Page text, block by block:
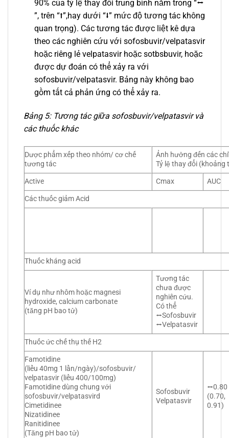
90% của tỷ lệ thay đổi trung bình nằm trong “⭤
”, trên “⭡”,hay dưới “⭣” mức độ tương tác không
quan trọng). Các tương tác được liệt kê dựa
theo các nghiên cứu với sofosbuvir/velpatasvir
hoặc riêng lẻ velpatasvir hoặc sotbsbuvir, hoặc
được dự đoán có thể xảy ra với
sofosbuvir/velpatasvir. Bảng này không bao
gồm tất cả phản ứng có thể xảy ra.
Bảng 5: Tương tác giữa sofosbuvir/velpatasvir và
các thuốc khác
Dược phẩm xếp theo nhóm/ cơ chế
tương tác
Ảnh hưởng đến các
Tỷ lệ thay đổi (khoảng
Active
Cmax
AUC
Các thuốc giảm Acid
Thuốc kháng acid
Ví dụ như nhôm hoặc magnesi
hydroxide, calcium carbonate
(tăng pH bao tử)
Tương tác
chưa được
nghiên cứu.
Có thể
⭤Sofosbuvir
⭤Velpatasvir
Thuốc ức chế thụ thế H2
Famotidine
(liều 40mg 1 lần/ngày)/sofosbuvir/
velpatasvir (liều 400/100mg)
Famotidine dùng chung với
sofosbuvir/velpatasvird
Cimetidinee
Nizatidinee
Ranitidinee
(Tăng pH bao tử)
Sofosbuvir
Velpatasvir
⭤0.80
(0.70,
0.91)